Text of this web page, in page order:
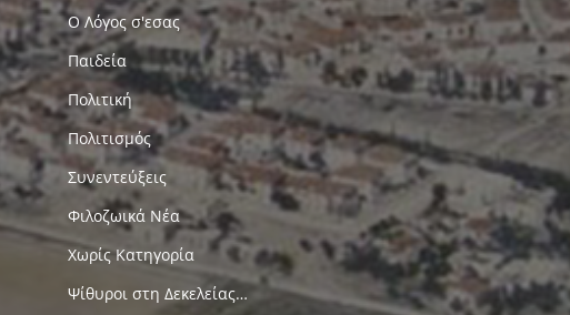
Ο Λόγος σ'εσας
Παιδεία
Πολιτική
Πολιτισμός
Συνεντεύξεις
Φιλοζωικά Νέα
Χωρίς Κατηγορία
Ψίθυροι στη Δεκελείας…